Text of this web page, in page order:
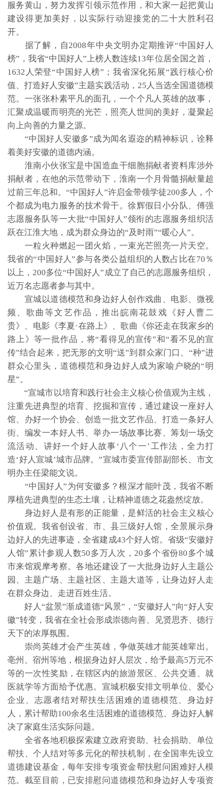
服务黄山，努力发挥引领示范作用，和大家一起把黄山
建设得更加美好，以实际行动迎接党的二十大胜利召
开。
据了解，自2008年中央文明办定期推评“中国好人
榜”，我省“中国好人”上榜人数连续13年位居全国之首，
1632人荣登“中国好人榜”；我省深化拓展“践行核心价
值、打造好人安徽”主题实践活动，25人当选全国道德模
范。一张张朴素平凡的面孔，一个个凡人英雄的故事，
汇聚成温暖而明亮的光芒，照亮人世间的美好，凝聚起
向上向善的力量之源。
“中国好人安徽多”成为闻名遐迩的精神标识，诠释
着美好安徽的道德内涵。
淮南小伙张宝是中国造血干细胞捐献者资料库涉外
捐献者，在他的示范带动下，淮南一个月骨髓捐献量超
过前三年总和。“中国好人”许启金带领学徒200多人，个
个都成为电力服务的技术骨干。徐辉假日小分队、傅强
志愿服务队等一大批“中国好人”领衔的志愿服务组织活
跃在江淮大地，成为群众身边的“及时雨”“暖心人”。
一粒火种燃起一团火焰，一束光芒照亮一片天空。
我省的“中国好人”参与各类公益组织的人数占比在70％
以上，200多位“中国好人”成立了自己的志愿服务组织，
近万名志愿者参与其中。
宣城以道德模范和身边好人创作戏曲、电影、微视
频、歌曲等文艺作品，推出皖南花鼓戏《好人曹二
贵》、电影《李夏·在路上》、歌曲《你还走在我家乡的
路上》等一批作品，将“看得见的宣传”和“看不见的宣
传”结合起来，把无形的文明“送”到群众家门口、“种”进
群众心里头，道德模范和身边好人成为家喻户晓的“明
星”。
“宣城市以培育和践行社会主义核心价值观为主线，
注重先进典型的培育、挖掘和宣传，通过建设一座好人
馆、办好一个协会、创造一批文艺作品、打造一条好人
街、编发一本好人书、举办一场故事比赛、筹划一场交
流活动、讲好一个好人故事‘八个一’工作法，全力打
造‘好人宣城’城市品牌。”宣城市委宣传部副部长、市文
明办主任梁能文说。
“中国好人”为何安徽多？根深才能叶茂，我省不断
厚植先进典型的生态土壤，让精神道德之花盎然绽放。
身边好人是有形的正能量，是鲜活的社会主义核心
价值观。我省创设省、市、县三级好人馆，全景展示身
边好人的先进事迹，全省建成43个好人馆。省级“安徽好
人馆”累计参观人数50多万人次，20多个省份80多个城
市来馆观摩考察。各地还建设了一大批身边好人主题公
园、主题广场、主题社区、主题大道等，让身边好人走
在群众身边、走进百姓生活。
好人“盆景”渐成道德“风景”，“安徽好人”向“好人安
徽”转变，我省在全社会形成崇德向善、见贤思齐、德行
天下的浓厚氛围。
崇尚英雄才会产生英雄，争做英雄才能英雄辈出。
亳州、宿州等地，根据身边好人层次，给予最高5万元不
等的一次性奖励，在辖区内的旅游景区、公共交通、就
医就学等方面给予优惠。宣城积极安排文明单位、爱心
企业、志愿者结对帮扶生活困难的道德模范、身边好
人，累计帮助100余名生活困难的道德模范、身边好人解
决了家庭生活实际问题。
全省各地积极探索建立政府资助、社会捐助、单位
帮扶、个人结对等多元化的帮扶机制，在全国率先设立
道德建设基金，每年安排专项资金帮扶慰问困难好人模
范。截至目前，已安排慰问道德模范和身边好人专项资